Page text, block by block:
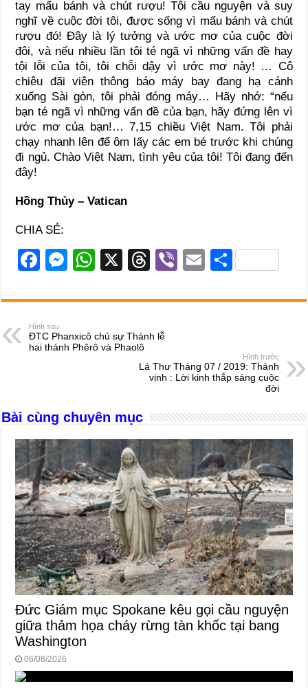
tay mẩu bánh và chút rượu! Tôi cầu nguyện và suy
nghĩ về cuộc đời tôi, được sống vì mẩu bánh và chút
rượu đó! Đây là lý tưởng và ước mơ của cuộc đời
đôi, và nếu nhiều lần tôi té ngã vì những vấn đề hay
tội lỗi của tôi, tôi chỗi dậy vì ước mơ này! … Cô
chiêu đãi viên thông báo máy bay đang hạ cánh
xuống Sài gòn, tôi phải đóng máy… Hãy nhớ: “nếu
bạn té ngã vì những vấn đề của bạn, hãy đứng lên vì
ước mơ của bạn!… 7,15 chiều Việt Nam. Tôi phải
chạy nhanh lên để ôm lấy các em bé trước khi chúng
đi ngủ. Chào Việt Nam, tình yêu của tôi! Tôi đang đến
đây!
Hồng Thủy – Vatican
CHIA SẺ:
F
c
e
b
k
M
ss
n
W
at
A
X
T
e
a
d
s
Vi
er
E
ail
S
ar
Hình sau
ĐTC Phanxicô chủ sự Thánh lễ
hai thánh Phêrô và Phaolô
Hình trước
Lá Thư Tháng 07 / 2019: Thánh
vịnh : Lời kinh thắp sáng cuộc
đời
Bài cùng chuyên mục
Đức Giám mục Spokane kêu gọi cầu nguyện
giữa thảm họa cháy rừng tàn khốc tại bang
Washington
06/08/2026